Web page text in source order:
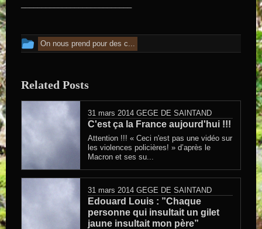
Cet article a été publié dans
On nous prend pour des c...
Related Posts
31 mars 2014 GEGE DE SAINTAND
C'est ça la France aujourd'hui !!!
Attention !!! « Ceci n'est pas une vidéo sur
les violences policières! » d’après le
Macron et ses su...
31 mars 2014 GEGE DE SAINTAND
Edouard Louis : ”Chaque
personne qui insultait un gilet
jaune insultait mon père”